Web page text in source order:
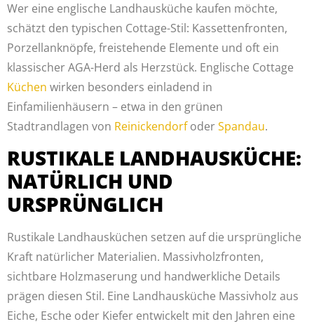
Wer eine englische Landhausküche kaufen möchte,
schätzt den typischen Cottage-Stil: Kassettenfronten,
Porzellanknöpfe, freistehende Elemente und oft ein
klassischer AGA-Herd als Herzstück. Englische Cottage
Küchen wirken besonders einladend in
Einfamilienhäusern – etwa in den grünen
Stadtrandlagen von ReinickendorfoderSpandau.
RUSTIKALE LANDHAUSKÜCHE:
NATÜRLICH UND
URSPRÜNGLICH
Rustikale Landhausküchen setzen auf die ursprüngliche
Kraft natürlicher Materialien. Massivholzfronten,
sichtbare Holzmaserung und handwerkliche Details
prägen diesen Stil. Eine Landhausküche Massivholz aus
Eiche, Esche oder Kiefer entwickelt mit den Jahren eine